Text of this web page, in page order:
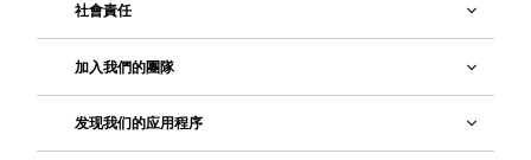
社會責任
加入我們的團隊
发现我们的应用程序